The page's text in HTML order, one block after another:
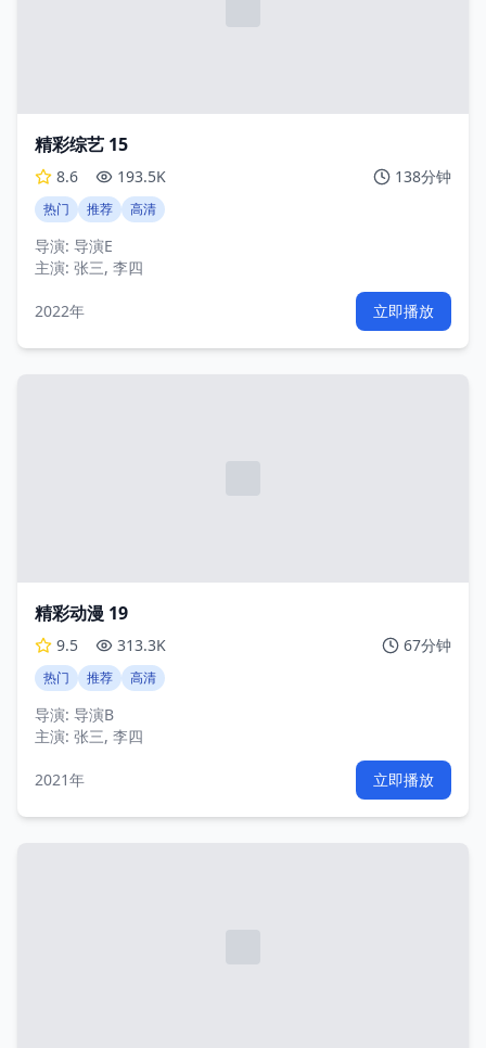
精彩综艺 15
8.6 193.5K 138分钟
热门 推荐 高清
导演: 导演E
主演: 张三, 李四
2022年 立即播放
精彩动漫 19
9.5 313.3K 67分钟
热门 推荐 高清
导演: 导演B
主演: 张三, 李四
2021年 立即播放